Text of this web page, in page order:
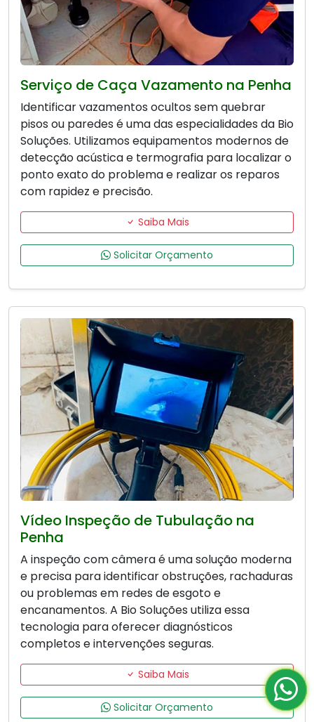
Serviço de Caça Vazamento na Penha
Identificar vazamentos ocultos sem quebrar
pisos ou paredes é uma das especialidades da Bio
Soluções. Utilizamos equipamentos modernos de
detecção acústica e termografia para localizar o
ponto exato do problema e realizar os reparos
com rapidez e precisão.
Saiba Mais
Solicitar Orçamento
Vídeo Inspeção de Tubulação na
Penha
A inspeção com câmera é uma solução moderna
e precisa para identificar obstruções, rachaduras
ou problemas em redes de esgoto e
encanamentos. A Bio Soluções utiliza essa
tecnologia para oferecer diagnósticos
completos e intervenções seguras.
Saiba Mais
Solicitar Orçamento